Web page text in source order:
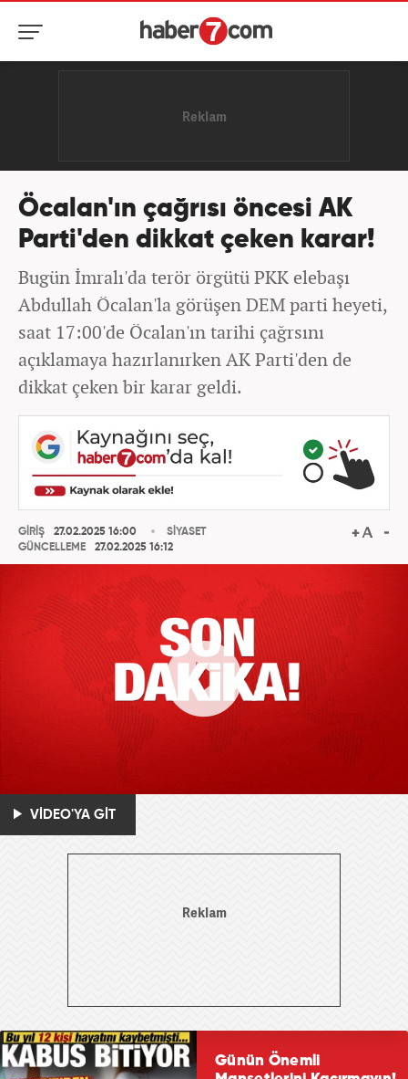
Öcalan'ın çağrısı öncesi AK
Parti'den dikkat çeken karar!
Bugün İmralı'da terör örgütü PKK elebaşı
Abdullah Öcalan'la görüşen DEM parti heyeti,
saat 17:00'de Öcalan'ın tarihi çağrsını
açıklamaya hazırlanırken AK Parti'den de
dikkat çeken bir karar geldi.
GİRİŞ
27.02.2025 16:00
GÜNCELLEME
27.02.2025 16:12
SİYASET
VİDEO'YA GİT